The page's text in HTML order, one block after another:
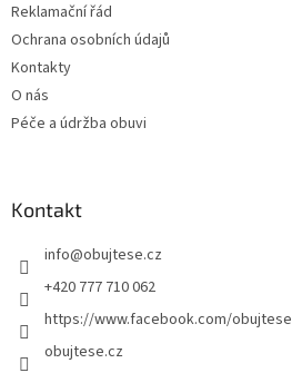
Reklamační řád
Ochrana osobních údajů
Kontakty
O nás
Péče a údržba obuvi
Kontakt
info@obujtese.cz
+420 777 710 062
https://www.facebook.com/obujtese
obujtese.cz